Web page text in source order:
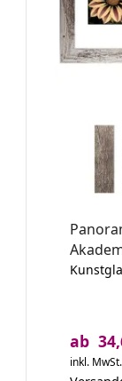
ab
inkl. MwSt.